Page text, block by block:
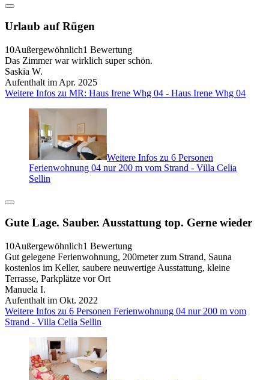
Urlaub auf Rügen
10Außergewöhnlich1 Bewertung
Das Zimmer war wirklich super schön.
Saskia W.
Aufenthalt im Apr. 2025
Weitere Infos zu MR: Haus Irene Whg 04 - Haus Irene Whg 04
Weitere Infos zu 6 Personen
Ferienwohnung 04 nur 200 m vom Strand - Villa Celia
Sellin
Gute Lage. Sauber. Ausstattung top. Gerne wieder
10Außergewöhnlich1 Bewertung
Gut gelegene Ferienwohnung, 200meter zum Strand, Sauna
kostenlos im Keller, saubere neuwertige Ausstattung, kleine
Terrasse, Parkplätze vor Ort
Manuela I.
Aufenthalt im Okt. 2022
Weitere Infos zu 6 Personen Ferienwohnung 04 nur 200 m vom
Strand - Villa Celia Sellin